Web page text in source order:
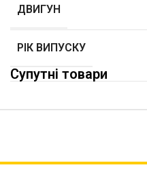
ДВИГУН
РІК ВИПУСКУ
Супутні товари